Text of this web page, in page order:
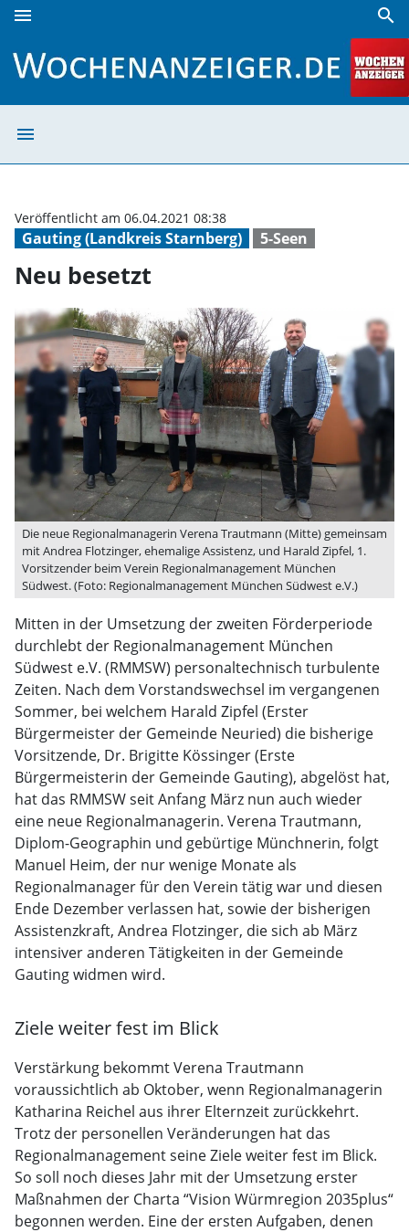
menu search
menu
Gauting (Landkreis Starnberg) 5-Seen
Veröffentlicht am 06.04.2021 08:38
Neu besetzt
Die neue Regionalmanagerin Verena Trautmann (Mitte) gemeinsam
mit Andrea Flotzinger, ehemalige Assistenz, und Harald Zipfel, 1.
Vorsitzender beim Verein Regionalmanagement München
Südwest. (Foto: Regionalmanagement München Südwest e.V.)
Mitten in der Umsetzung der zweiten Förderperiode
durchlebt der Regionalmanagement München
Südwest e.V. (RMMSW) personaltechnisch turbulente
Zeiten. Nach dem Vorstandswechsel im vergangenen
Sommer, bei welchem Harald Zipfel (Erster
Bürgermeister der Gemeinde Neuried) die bisherige
Vorsitzende, Dr. Brigitte Kössinger (Erste
Bürgermeisterin der Gemeinde Gauting), abgelöst hat,
hat das RMMSW seit Anfang März nun auch wieder
eine neue Regionalmanagerin. Verena Trautmann,
Diplom-Geographin und gebürtige Münchnerin, folgt
Manuel Heim, der nur wenige Monate als
Regionalmanager für den Verein tätig war und diesen
Ende Dezember verlassen hat, sowie der bisherigen
Assistenzkraft, Andrea Flotzinger, die sich ab März
intensiver anderen Tätigkeiten in der Gemeinde
Gauting widmen wird.
Ziele weiter fest im Blick
Verstärkung bekommt Verena Trautmann
voraussichtlich ab Oktober, wenn Regionalmanagerin
Katharina Reichel aus ihrer Elternzeit zurückkehrt.
Trotz der personellen Veränderungen hat das
Regionalmanagement seine Ziele weiter fest im Blick.
So soll noch dieses Jahr mit der Umsetzung erster
Maßnahmen der Charta “Vision Würmregion 2035plus“
begonnen werden. Eine der ersten Aufgaben, denen